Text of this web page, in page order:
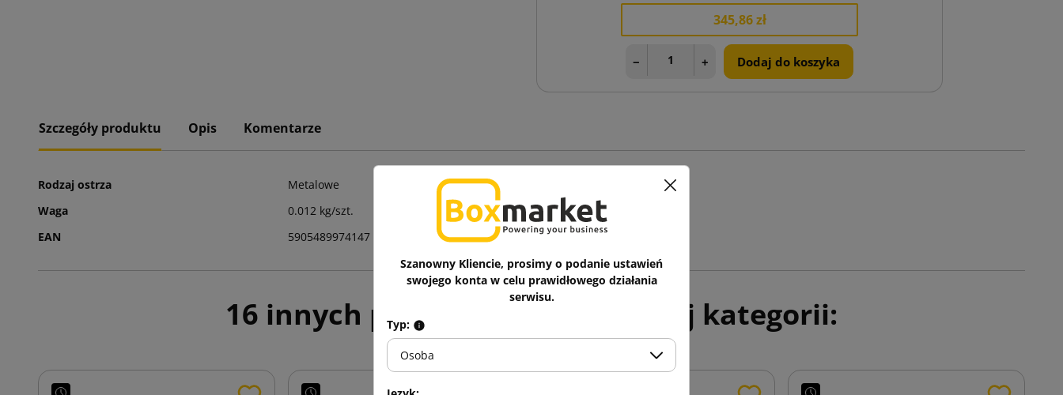
345,86 zł
− + Dodaj do koszyka
Szczegóły produktu Opis Komentarze
Rodzaj ostrza
Metalowe
Waga
0.012 kg/szt.
EAN
5905489974147
16 innych produktów w tej samej kategorii:
Szanowny Kliencie, prosimy o podanie ustawień
swojego konta w celu prawidłowego działania
serwisu.
Typ:
Osoba